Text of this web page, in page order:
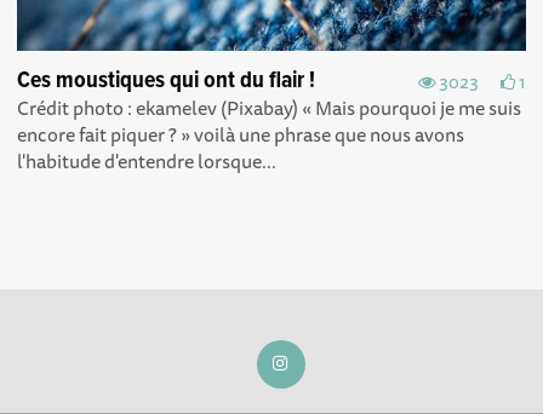
3023 1
Ces moustiques qui ont du flair !
Crédit photo : ekamelev (Pixabay) « Mais pourquoi je me suis
encore fait piquer ? » voilà une phrase que nous avons
l'habitude d'entendre lorsque...